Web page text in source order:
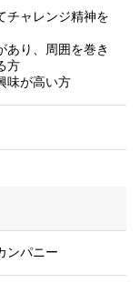
チャレンジ精神を
あり、周囲を巻き
方
味が高い方
ンパニー